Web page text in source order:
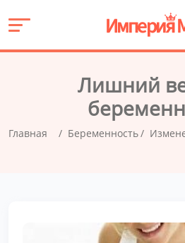
Лишний
Главная Беременность